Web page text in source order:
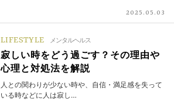
2025.05.03
LIFESTYLE メンタルヘルス
寂しい時をどう過ごす？その理由や
心理と対処法を解説
人との関わりが少ない時や、自信・満足感を失って
いる時などに人は寂し…